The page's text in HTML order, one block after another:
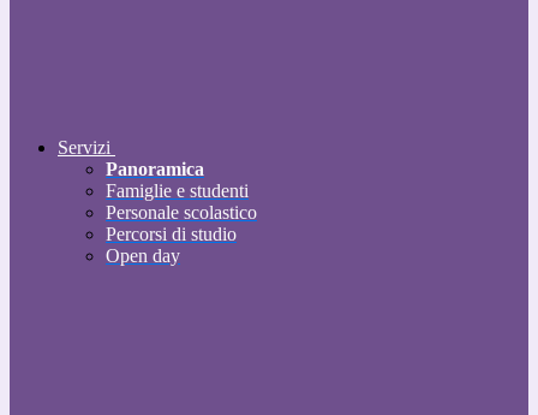
Servizi
Panoramica
Famiglie e studenti
Personale scolastico
Percorsi di studio
Open day